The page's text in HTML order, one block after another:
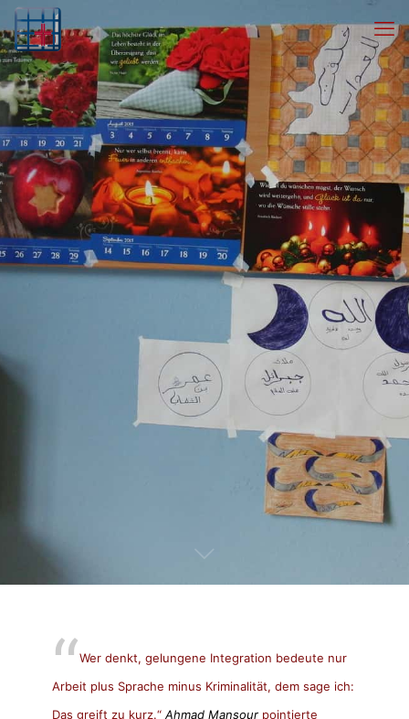
Wer denkt, gelungene Integration bedeute nur
Arbeit plus Sprache minus Kriminalität, dem sage ich:
Das greift zu kurz.“ Ahmad Mansourpointierte